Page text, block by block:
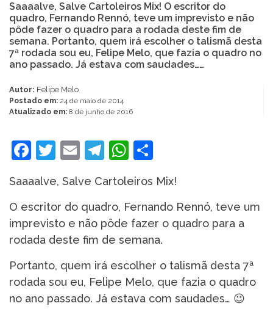
Saaaalve, Salve Cartoleiros Mix! O escritor do
quadro, Fernando Rennó, teve um imprevisto e não
pôde fazer o quadro para a rodada deste fim de
semana. Portanto, quem irá escolher o talismã desta
7ª rodada sou eu, Felipe Melo, que fazia o quadro no
ano passado. Já estava com saudades……
Autor: Felipe Melo
Postado em: 24 de maio de 2014
Atualizado em: 8 de junho de 2016
Facebook
Twitter
EmailTelegram
WhatsApp
Saaaalve, Salve Cartoleiros Mix!
O escritor do quadro, Fernando Rennó, teve um
imprevisto e não pôde fazer o quadro para a
rodada deste fim de semana.
Portanto, quem irá escolher o talismã desta 7ª
rodada sou eu, Felipe Melo, que fazia o quadro
no ano passado. Já estava com saudades… 😉